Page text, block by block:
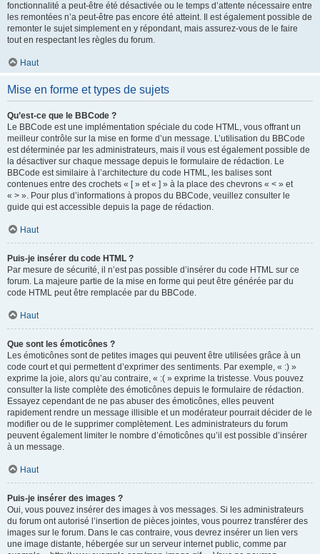
fonctionnalité a peut-être été désactivée ou le temps d’attente nécessaire entre
les remontées n’a peut-être pas encore été atteint. Il est également possible de
remonter le sujet simplement en y répondant, mais assurez-vous de le faire
tout en respectant les règles du forum.
Haut
Mise en forme et types de sujets
Qu’est-ce que le BBCode ?
Le BBCode est une implémentation spéciale du code HTML, vous offrant un
meilleur contrôle sur la mise en forme d’un message. L’utilisation du BBCode
est déterminée par les administrateurs, mais il vous est également possible de
la désactiver sur chaque message depuis le formulaire de rédaction. Le
BBCode est similaire à l’architecture du code HTML, les balises sont
contenues entre des crochets « [ » et « ] » à la place des chevrons « < » et
« > ». Pour plus d’informations à propos du BBCode, veuillez consulter le
guide qui est accessible depuis la page de rédaction.
Haut
Puis-je insérer du code HTML ?
Par mesure de sécurité, il n’est pas possible d’insérer du code HTML sur ce
forum. La majeure partie de la mise en forme qui peut être générée par du
code HTML peut être remplacée par du BBCode.
Haut
Que sont les émoticônes ?
Les émoticônes sont de petites images qui peuvent être utilisées grâce à un
code court et qui permettent d’exprimer des sentiments. Par exemple, « :) »
exprime la joie, alors qu’au contraire, « :( » exprime la tristesse. Vous pouvez
consulter la liste complète des émoticônes depuis le formulaire de rédaction.
Essayez cependant de ne pas abuser des émoticônes, elles peuvent
rapidement rendre un message illisible et un modérateur pourrait décider de le
modifier ou de le supprimer complètement. Les administrateurs du forum
peuvent également limiter le nombre d’émoticônes qu’il est possible d’insérer
à un message.
Haut
Puis-je insérer des images ?
Oui, vous pouvez insérer des images à vos messages. Si les administrateurs
du forum ont autorisé l’insertion de pièces jointes, vous pourrez transférer des
images sur le forum. Dans le cas contraire, vous devrez insérer un lien vers
une image distante, hébergée sur un serveur internet public, comme par